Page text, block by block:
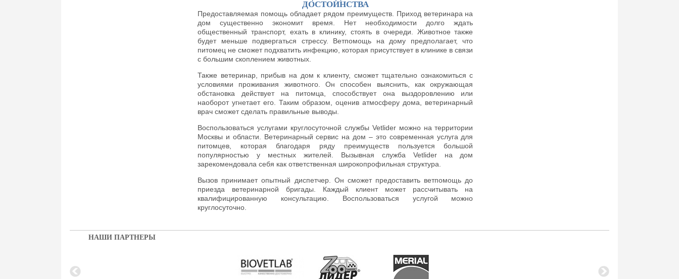
ДОСТОИНСТВА
Предоставляемая помощь обладает рядом преимуществ. Приход ветеринара на
дом существенно экономит время. Нет необходимости долго ждать
общественный транспорт, ехать в клинику, стоять в очереди. Животное также
будет меньше подвергаться стрессу. Ветпомощь на дому предполагает, что
питомец не сможет подхватить инфекцию, которая присутствует в клинике в связи
с большим скоплением животных.
Также ветеринар, прибыв на дом к клиенту, сможет тщательно ознакомиться с
условиями проживания животного. Он способен выяснить, как окружающая
обстановка действует на питомца, способствует она выздоровлению или
наоборот угнетает его. Таким образом, оценив атмосферу дома, ветеринарный
врач сможет сделать правильные выводы.
Воспользоваться услугами круглосуточной службы Vetlider можно на территории
Москвы и области. Ветеринарный сервис на дом – это современная услуга для
питомцев, которая благодаря ряду преимуществ пользуется большой
популярностью у местных жителей. Вызывная служба Vetlider на дом
зарекомендовала себя как ответственная широкопрофильная структура.
Вызов принимает опытный диспетчер. Он сможет предоставить ветпомощь до
приезда ветеринарной бригады. Каждый клиент может рассчитывать на
квалифицированную консультацию. Воспользоваться услугой можно
круглосуточно.
НАШИ ПАРТНЕРЫ